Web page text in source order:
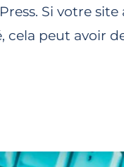
Si votre site
cela peut avoir